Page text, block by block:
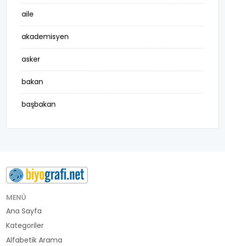
aile
akademisyen
asker
bakan
başbakan
belediye başkanı
buluş
bürokrat
büyükelçi
cumhurbaşkanı
MENÜ
Ana Sayfa
Kategoriler
Alfabetik Arama